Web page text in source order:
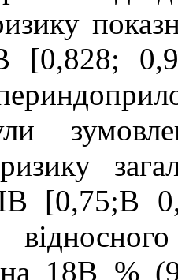
[0,828;
[0,75;В
на 18В